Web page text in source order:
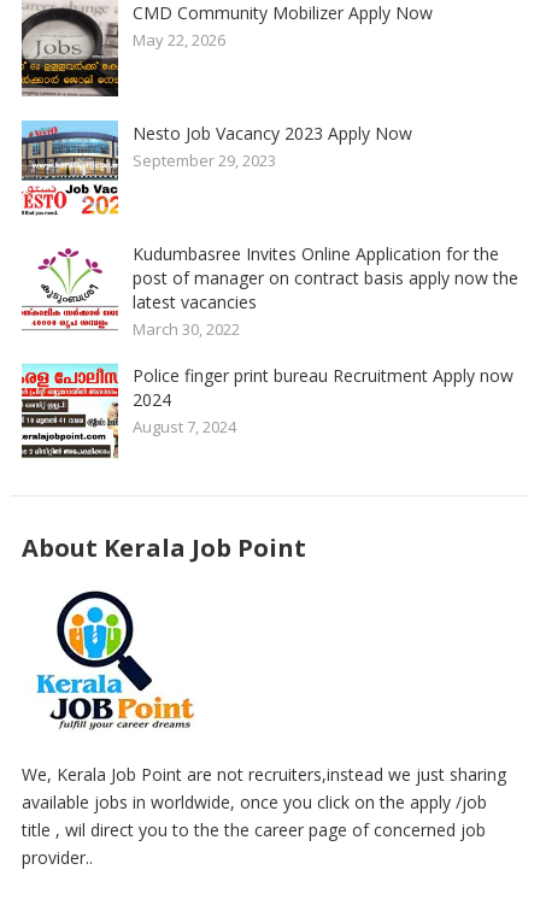
CMD Community Mobilizer Apply Now
May 22, 2026
Nesto Job Vacancy 2023 Apply Now
September 29, 2023
Kudumbasree Invites Online Application for the
post of manager on contract basis apply now the
latest vacancies
March 30, 2022
Police finger print bureau Recruitment Apply now
2024
August 7, 2024
About Kerala Job Point
We, Kerala Job Point are not recruiters,instead we just sharing
available jobs in worldwide, once you click on the apply /job
title , wil direct you to the the career page of concerned job
provider..